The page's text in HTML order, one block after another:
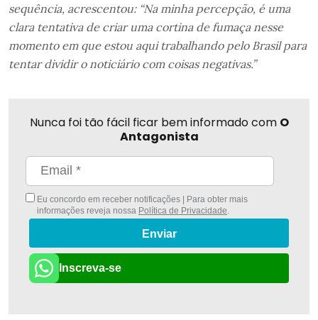
sequência, acrescentou: “Na minha percepção, é uma
clara tentativa de criar uma cortina de fumaça nesse
momento em que estou aqui trabalhando pelo Brasil para
tentar dividir o noticiário com coisas negativas.”
Nunca foi tão fácil ficar bem informado com O
Antagonista
Eu concordo em receber notificações | Para obter mais
informações reveja nossa Política de Privacidade
Enviar
Inscreva-se